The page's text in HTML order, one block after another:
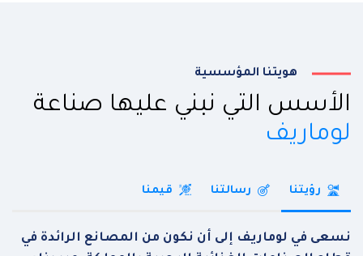
هويتنا المؤسسية
الأسس التي نبني عليها صناعة
لوماريف
رؤيتنا رسالتنا قيمنا
نسعى في لوماريف إلى أن نكون من المصانع الرائدة في